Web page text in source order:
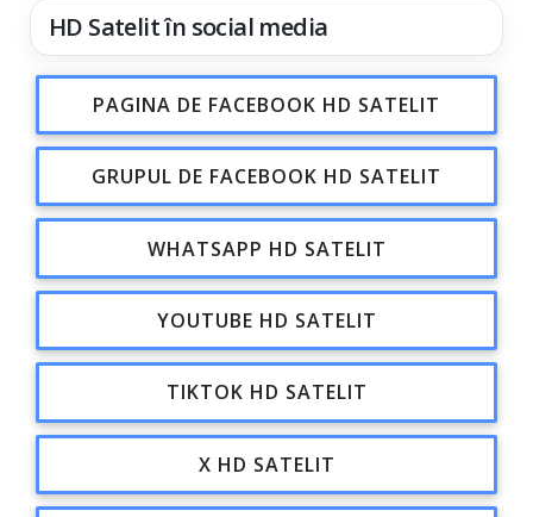
HD Satelit în social media
PAGINA DE FACEBOOK HD SATELIT
GRUPUL DE FACEBOOK HD SATELIT
WHATSAPP HD SATELIT
YOUTUBE HD SATELIT
TIKTOK HD SATELIT
X HD SATELIT